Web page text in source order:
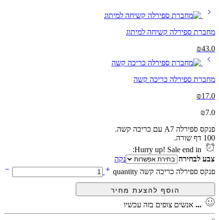
מחברת ספירלה קשיחה למיתוג
₪43.0
מחברת ספירלה כריכה קשה
₪17.0
₪7.0
פנקס ספירלה A7 עם כריכה קשה.
100 דף שורה.
צבע לבחירה
נקה
פנקס ספירלה כריכה קשה quantity
... אנשים צופים בזה עכשיו